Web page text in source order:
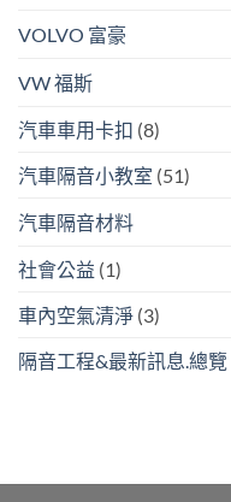
VOLVO 富豪
VW 福斯
汽車車用卡扣 (8)
汽車隔音小教室 (51)
汽車隔音材料
社會公益 (1)
車內空氣清淨 (3)
隔音工程&最新訊息.總覽